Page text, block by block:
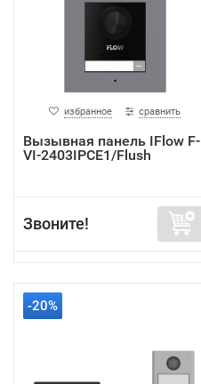
избранное сравнить
Вызывная панель IFlow F-
VI-2403IPCE1/Flush
Звоните!
-20%